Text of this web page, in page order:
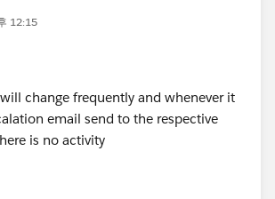
12:15
change frequently and whenever it
email send to the respective
is no activity